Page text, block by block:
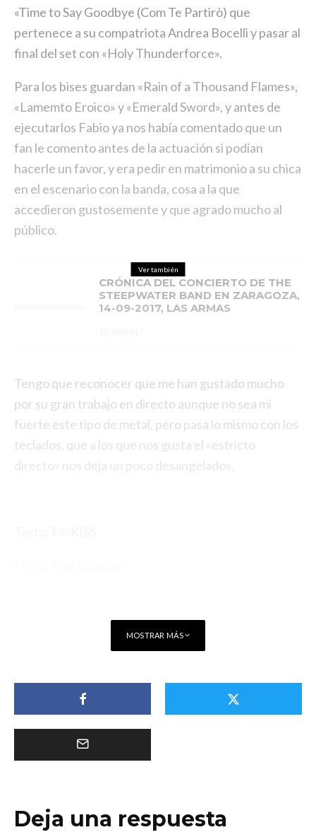
«Time to Say Goodbye (Com Te Partirò) que
pertenece a su compatriota Andrea Bocelli y pasar al
final del set con «Holy Thunderforce».
Para los bises guardan «Rain of a Thousand Flames»,
«Lamemto Eroico» y «Emerald Sword», y antes de
ejecutarlos Fabio ya nos había comentado que un
fan le comento antes de la actuación si podían
hacerle un favor, y era pedir en matrimonio a su chica
en el escenario con la banda, cosa a la que
accedieron gustosemente y que agrado mucho al
público.
Ver también
CRÓNICA DEL CONCIERTO DE THE
STEEPWATER BAND EN ZARAGOZA,
14-09-2017, LAS ARMAS
Tengo que reconocer que me han gustado mucho
por su gran trabajo en directo aunque no sea mi
fuerte este tipo de metal, pero pasa lo mismo con los
teclados, que a los que nos gusta el «estricto
directo» nos deja un poco desangelados.
MOSTRAR MÁS
Deja una respuesta